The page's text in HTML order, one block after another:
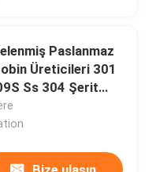
Paslanmaz
Üreticileri 301
Ss 304 Şerit